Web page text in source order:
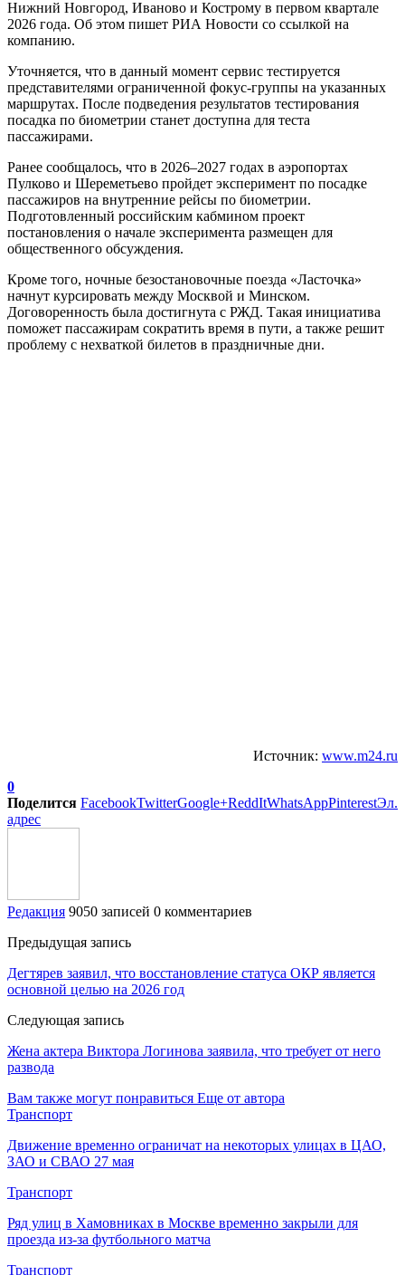
Нижний Новгород, Иваново и Кострому в первом квартале
2026 года. Об этом пишет РИА Новости со ссылкой на
компанию.
Уточняется, что в данный момент сервис тестируется
представителями ограниченной фокус-группы на указанных
маршрутах. После подведения результатов тестирования
посадка по биометрии станет доступна для теста
пассажирами.
Ранее сообщалось, что в 2026–2027 годах в аэропортах
Пулково и Шереметьево пройдет эксперимент по посадке
пассажиров на внутренние рейсы по биометрии.
Подготовленный российским кабмином проект
постановления о начале эксперимента размещен для
общественного обсуждения.
Кроме того, ночные безостановочные поезда «Ласточка»
начнут курсировать между Москвой и Минском.
Договоренность была достигнута с РЖД. Такая инициатива
поможет пассажирам сократить время в пути, а также решит
проблему с нехваткой билетов в праздничные дни.
Источник: www.m24.ru
0
Поделится FacebookTwitterGoogle+ReddItWhatsAppPinterestЭл.
адрес
Редакция 9050 записей 0 комментариев
Предыдущая запись
Дегтярев заявил, что восстановление статуса ОКР является
основной целью на 2026 год
Следующая запись
Жена актера Виктора Логинова заявила, что требует от него
развода
Вам также могут понравиться Еще от автора
Транспорт
Движение временно ограничат на некоторых улицах в ЦАО,
ЗАО и СВАО 27 мая
Транспорт
Ряд улиц в Хамовниках в Москве временно закрыли для
проезда из-за футбольного матча
Транспорт